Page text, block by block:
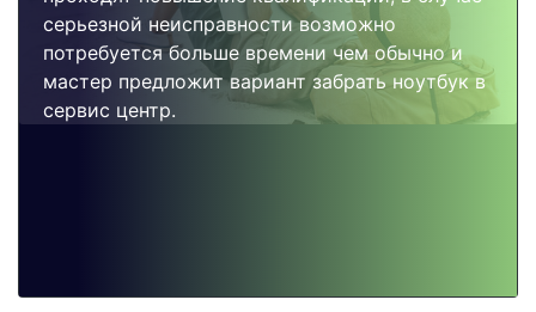
серьезной неисправности возможно
потребуется больше времени чем обычно и
мастер предложит вариант забрать ноутбук в
сервис центр.